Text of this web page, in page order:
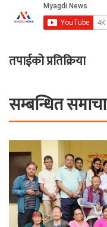
तपाईको प्रतिक्रिया
सम्बन्धित